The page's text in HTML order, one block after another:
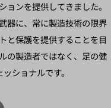
ンを提供してきました。
器に、常に製造技術の限界
と保護を提供することを目
の製造者ではなく、足の健
ショナルです。